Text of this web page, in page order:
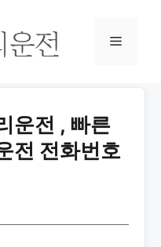
운전 , 빠른
전 전화번호